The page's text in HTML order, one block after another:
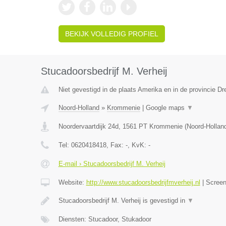
BEKIJK VOLLEDIG PROFIEL
Stucadoorsbedrijf M. Verheij
Niet gevestigd in de plaats Amerika en in de provincie
Noord-Holland » Krommenie| Google maps ▼
Noordervaartdijk 24d, 1561 PT Krommenie(Noord-
Tel: 0620418418, Fax: -, KvK: -
E-mail › Stucadoorsbedrijf M. Verheij
Website: http://www.stucadoorsbedrijfmverheij.nl
Stucadoorsbedrijf M. Verheij is gevestigd in ▼
Diensten: Stucadoor, Stukadoor